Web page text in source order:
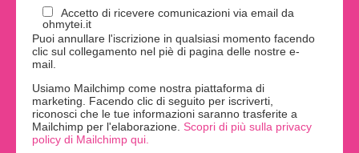
Accetto di ricevere comunicazioni via email da
ohmytei.it
Puoi annullare l'iscrizione in qualsiasi momento facendo
clic sul collegamento nel piè di pagina delle nostre e-
mail.
Usiamo Mailchimp come nostra piattaforma di
marketing. Facendo clic di seguito per iscriverti,
riconosci che le tue informazioni saranno trasferite a
Mailchimp per l'elaborazione. Scopri di più sulla privacy
policy di Mailchimp qui.